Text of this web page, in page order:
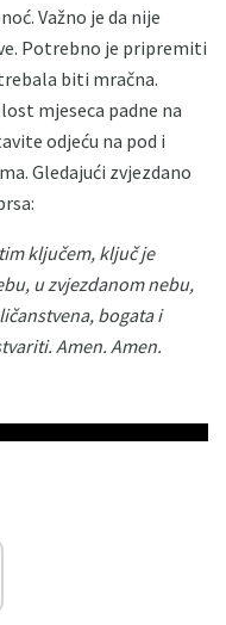
Važno je da nije
Potrebno je pripremiti
biti mračna.
mjeseca padne na
odjeću na pod i
Gledajući zvjezdano
ključem, ključ je
u zvjezdanom nebu,
bogata i
Amen. Amen.